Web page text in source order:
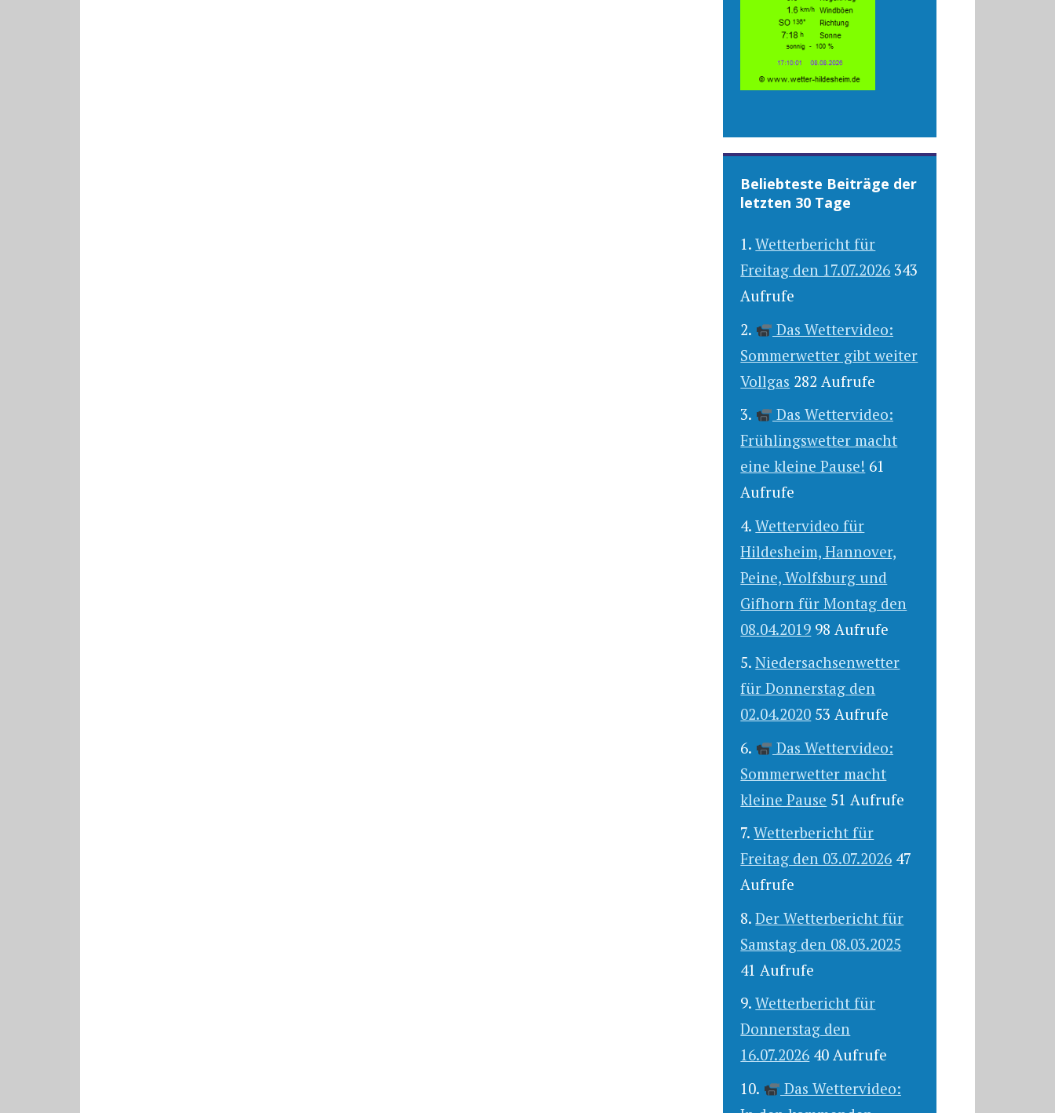
Beliebteste Beiträge der
letzten 30 Tage
Wetterbericht für
Freitag den 17.07.2026 343
Aufrufe
Das Wettervideo:
Sommerwetter gibt weiter
Vollgas 282 Aufrufe
Das Wettervideo:
Frühlingswetter macht
eine kleine Pause! 61
Aufrufe
Wettervideo für
Hildesheim, Hannover,
Peine, Wolfsburg und
Gifhorn für Montag den
08.04.2019 98 Aufrufe
Niedersachsenwetter
für Donnerstag den
02.04.2020 53 Aufrufe
Das Wettervideo:
Sommerwetter macht
kleine Pause 51 Aufrufe
Wetterbericht für
Freitag den 03.07.2026 47
Aufrufe
Der Wetterbericht für
Samstag den 08.03.2025
41 Aufrufe
Wetterbericht für
Donnerstag den
16.07.2026 40 Aufrufe
Das Wettervideo: